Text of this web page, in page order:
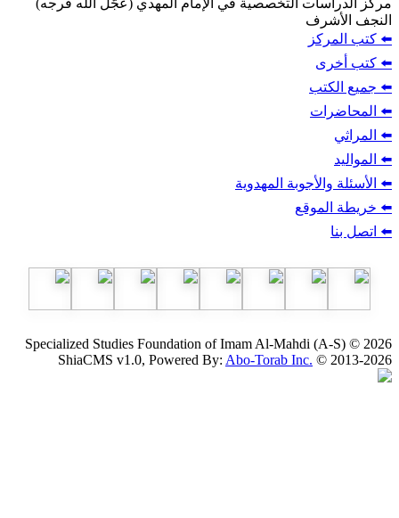
المهدوية
Specialized Studies Foundation of Imam Al-
ShiaCMS v1.0, Powered By:Abo-Torab Inc.